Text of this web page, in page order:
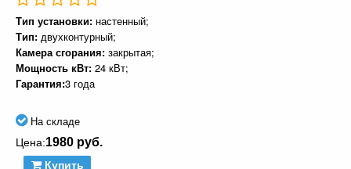
Тип установки: настенный;
Тип: двухконтурный;
Камера сгорания: закрытая;
Мощность кВт: 24 кВт;
Гарантия:3 года
На складе
Цена:1980 руб.
Купить